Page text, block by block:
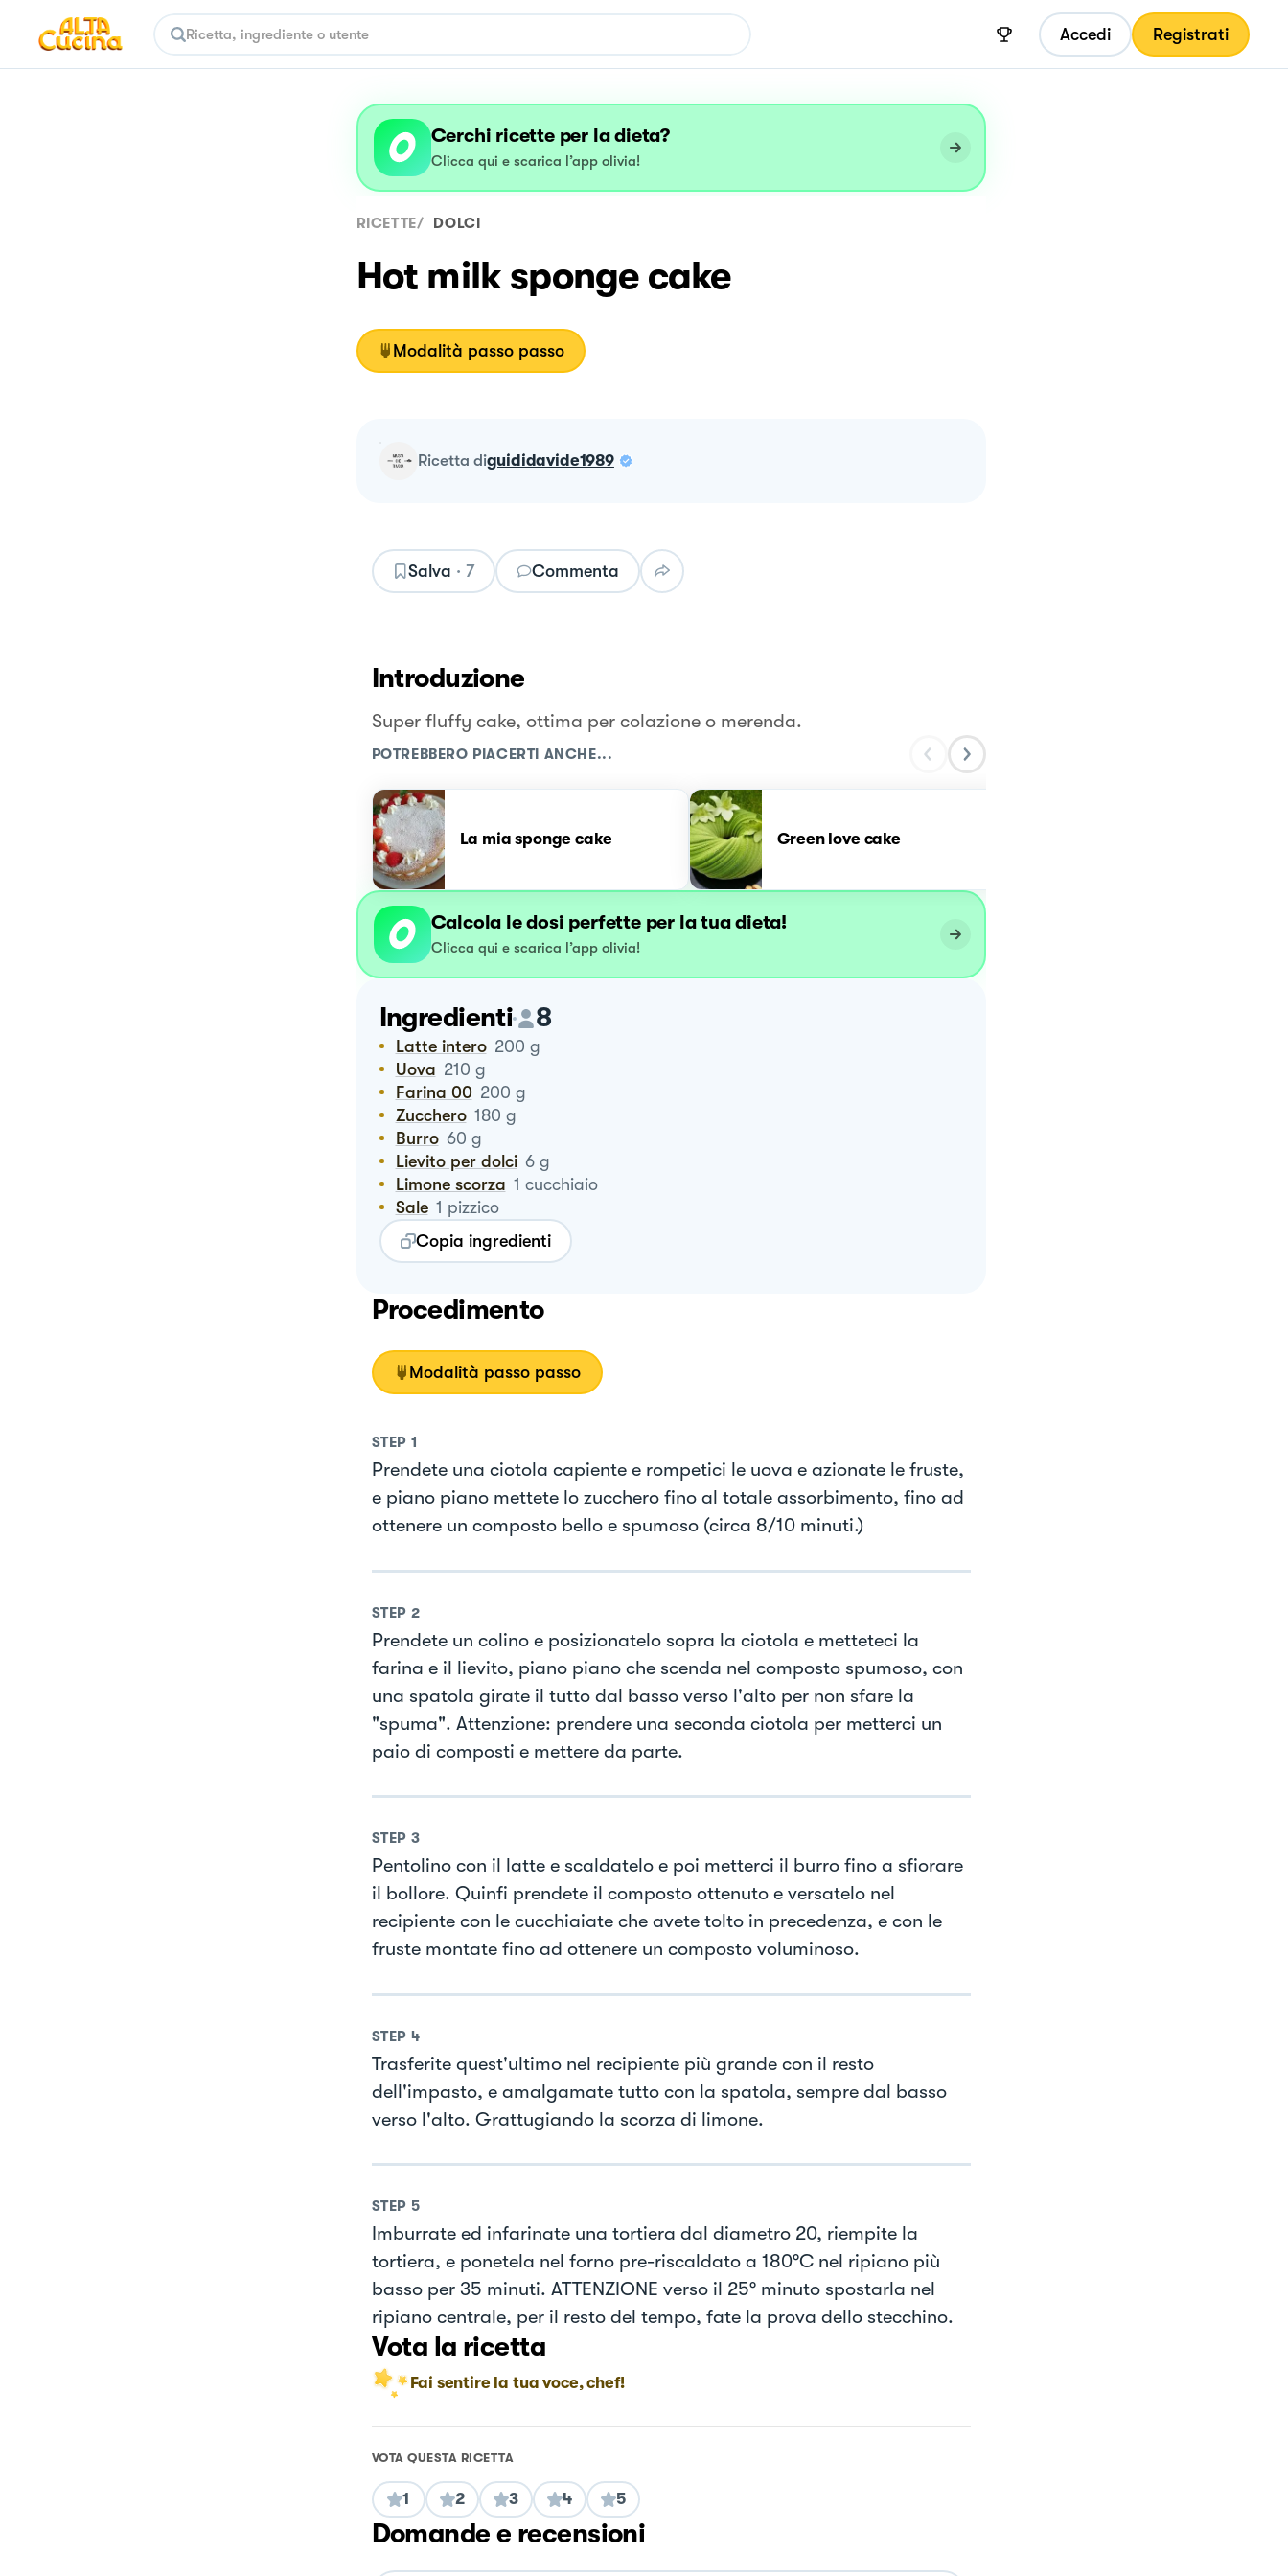
Accedi Registrati
Cerchi ricette per la dieta?
Clicca qui e scarica l’app olivia!
RICETTE/ DOLCI
Hot milk sponge cake
Modalità passo passo
ricetta diguididavide1989
Salva · 7 Commenta
Introduzione
Super fluffy cake, ottima per colazione o merenda.
POTREBBERO PIACERTI ANCHE...
La mia sponge cake Green love cake
Calcola le dosi perfette per la tua dieta!
Clicca qui e scarica l’app olivia!
Ingredienti 8
Latte intero 200 g
Uova 210 g
Farina 00 200 g
Zucchero 180 g
Burro 60 g
Lievito per dolci 6 g
Limone scorza 1 cucchiaio
Sale 1 pizzico
Copia ingredienti
Procedimento
Modalità passo passo
STEP 1
Prendete una ciotola capiente e rompetici le uova e azionate le fruste,
e piano piano mettete lo zucchero fino al totale assorbimento, fino ad
ottenere un composto bello e spumoso (circa 8/10 minuti.)
STEP 2
Prendete un colino e posizionatelo sopra la ciotola e metteteci la
farina e il lievito, piano piano che scenda nel composto spumoso, con
una spatola girate il tutto dal basso verso l'alto per non sfare la
"spuma". Attenzione: prendere una seconda ciotola per metterci un
paio di composti e mettere da parte.
STEP 3
Pentolino con il latte e scaldatelo e poi metterci il burro fino a sfiorare
il bollore. Quinfi prendete il composto ottenuto e versatelo nel
recipiente con le cucchiaiate che avete tolto in precedenza, e con le
fruste montate fino ad ottenere un composto voluminoso.
STEP 4
Trasferite quest'ultimo nel recipiente più grande con il resto
dell'impasto, e amalgamate tutto con la spatola, sempre dal basso
verso l'alto. Grattugiando la scorza di limone.
STEP 5
Imburrate ed infarinate una tortiera dal diametro 20, riempite la
tortiera, e ponetela nel forno pre-riscaldato a 180°C nel ripiano più
basso per 35 minuti. ATTENZIONE verso il 25° minuto spostarla nel
ripiano centrale, per il resto del tempo, fate la prova dello stecchino.
Vota la ricetta
Fai sentire la tua voce, chef!
VOTA QUESTA RICETTA
1 2 3 4 5
Domande e recensioni